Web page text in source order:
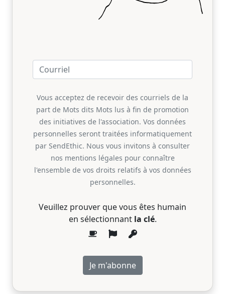
Vous acceptez de recevoir des courriels de la
part de Mots dits Mots lus à fin de promotion
des initiatives de l'association. Vos données
personnelles seront traitées informatiquement
par SendEthic. Nous vous invitons à consulter
nos mentions légales pour connaître
l'ensemble de vos droits relatifs à vos données
personnelles.
Veuillez prouver que vous êtes humain
en sélectionnantla clé.